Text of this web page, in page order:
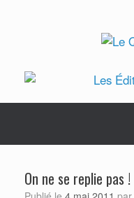
On ne se replie pas !